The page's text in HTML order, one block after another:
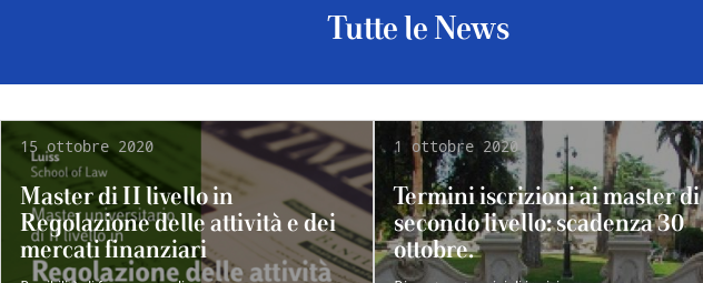
Tutte le News
15 ottobre 2020
Master di II livello in
Regolazione delle attività e dei
mercati finanziari
1 ottobre 2020
Termini iscrizioni ai master di
secondo livello: scadenza 30
ottobre.